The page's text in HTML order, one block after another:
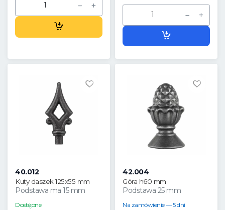
40.012
Kuty daszek 125x55 mm
Podstawa ma 15 mm
Dostępne
42.004
Góra h60 mm
Podstawa 25 mm
Na zamówienie — 5 dni